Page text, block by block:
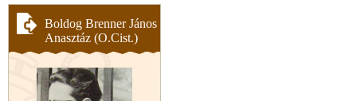
Boldog Brenner János
Anasztáz (O.Cist.)